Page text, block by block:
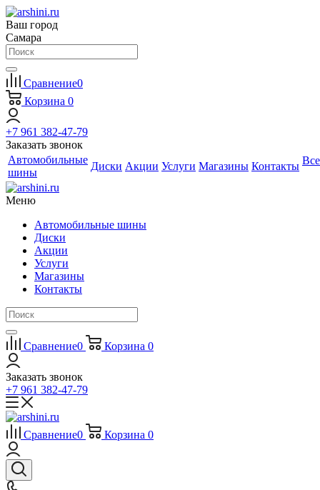
Ваш город
Самара
Сравнение0
Корзина 0
+7 961 382-47-79
Заказать звонок
Автомобильные
шины
Диски Акции Услуги Магазины Контакты Все
Меню
Автомобильные шины
Диски
Акции
Услуги
Магазины
Контакты
Сравнение0 Корзина 0
Заказать звонок
+7 961 382-47-79
Сравнение0 Корзина 0